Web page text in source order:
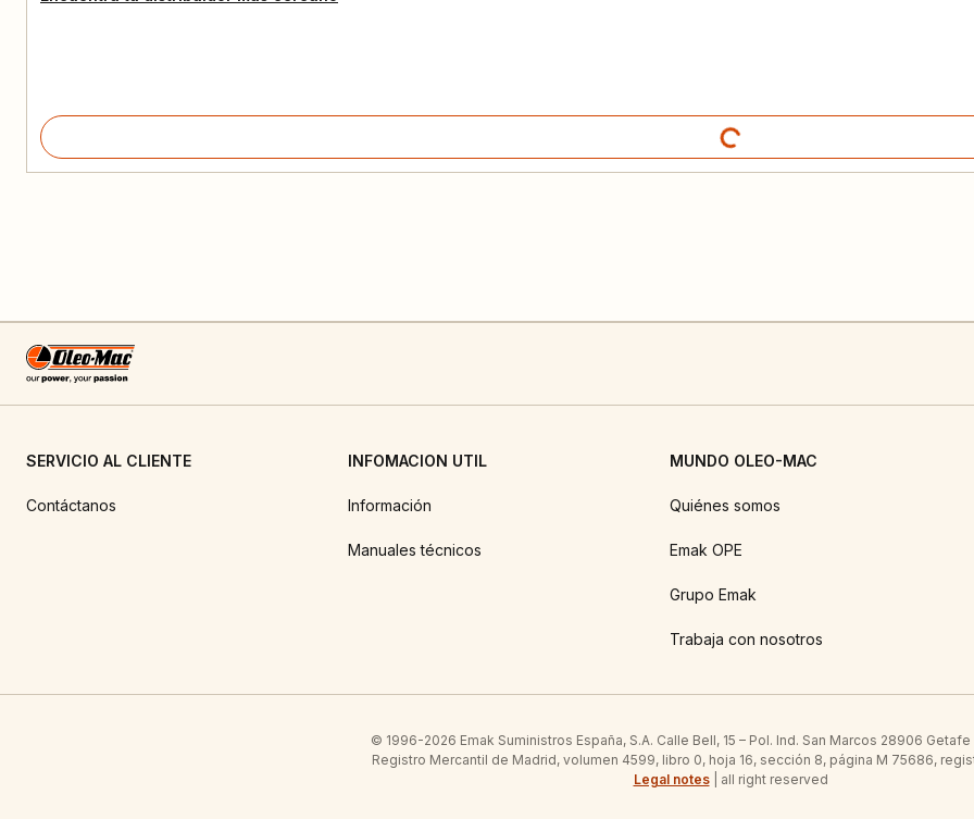
SERVICIO AL CLIENTE
Contáctanos
INFOMACION UTIL
Información
Manuales técnicos
MUNDO OLEO-MAC
Quiénes somos
Emak OPE
Grupo Emak
Trabaja con nosotros
© 1996-2026 Emak Suministros España, S.A. Calle Bell, 15 – Pol. Ind. San Marcos 28906 Getafe
Registro Mercantil de Madrid, volumen 4599, libro 0, hoja 16, sección 8, página M 75686,
Legal notes| all right reserved